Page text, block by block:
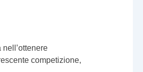
competizione,